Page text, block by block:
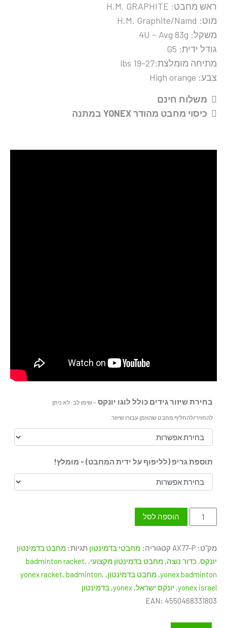
ראש מחבט: H.M. GRAPHITE
מוט: H.M. Graphite/Namd
משקל: 4U – Avg 83g
גודל ידית: G5
מתיחה מומלצת:19-27 lbs
צבע: High orange
משלוח חינם
כיסוי מחבט מהודר YONEX במתנה
בחירת שיזור גידים כולל לוגו יונקס - שימו לב: לא ניתן
להחזיר/להחליף מחבט שהוזמן עבורו שיזור.
תוספת גריפ (לליפוף על ידית המחבט) - מומלץ!
כמות
של
ASTROX
77
PRO
Unstrung
הוספה לסל
מק"ט: AX77-P קטגוריה: מחבטי בדמינטון תגיות: מחבט בדמינטון
יונקס, כדור נוצה, מחבט בדמינטון מקצועי,
badminton racket,
yonex badminton
, מחבט בדמינטון,
yonex racket, badminton,
yonex israel
, יונקס ישראל,
yonex
, בדמינטון
EAN: 4550468331803